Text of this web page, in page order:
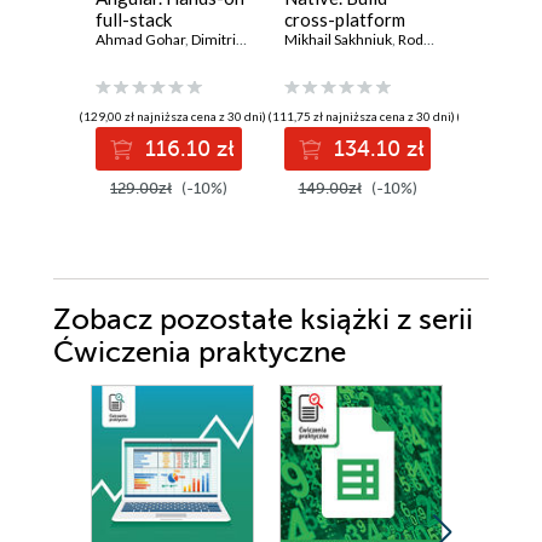
full-stack
development with
Angular and
TypeScript -
Second Edition
Ahmad Gohar, Dimitrios Kyriakakis
(129,00 zł najniższa cena z 30 dni)
116.10 zł
129.00zł (-10%)
cross-platform
JavaScript and
for web and mobile
- Sixth Edition
Mikhail Sakhniuk, Rodrigo Lobenwein
(111,75 zł najniższa cena z 30 dni)
134.10 zł
149.00zł (-10%)
(159,00 zł
Zobacz pozostałe książki z serii
Ćwiczenia praktyczne